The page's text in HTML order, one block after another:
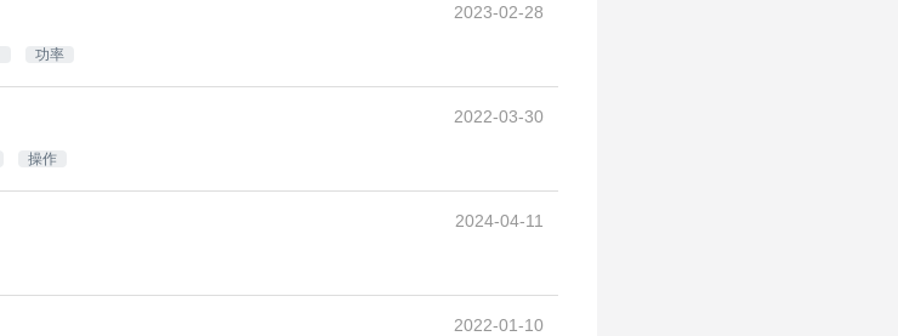
功率
2023-02-28
操作
2022-03-30
2024-04-11
2022-01-10